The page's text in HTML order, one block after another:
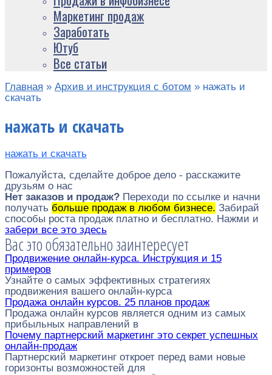
Маркетинг продаж
Заработать
Ютуб
Все статьи
Главная » Архив и инструкция с ботом » нажать и
скачать
нажать и скачать
нажать и скачать
Пожалуйста, сделайте доброе дело - расскажите
друзьям о нас
Нет заказов и продаж? Переходи по ссылке и начни
получать больше продаж в любом бизнесе. Забирай
способы роста продаж платно и бесплатно. Нажми и
забери все это здесь
Вас это обязательно заинтересует
Продвижение онлайн-курса. Инструкция и 15
примеров
Узнайте о самых эффективных стратегиях
продвижения вашего онлайн-курса
Продажа онлайн курсов. 25 планов продаж
Продажа онлайн курсов является одним из самых
прибыльных направлений в
Почему партнерский маркетинг это секрет успешных
онлайн-продаж
Партнерский маркетинг откроет перед вами новые
горизонты возможностей для